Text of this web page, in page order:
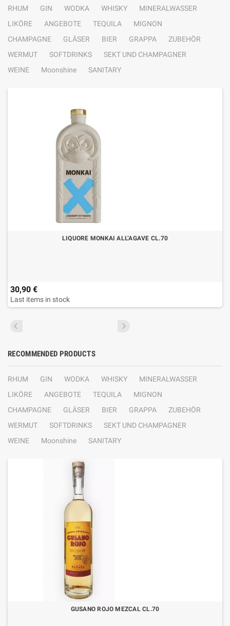
RHUM GIN WODKA WHISKY
MINERALWASSER
LIKÖRE
ANGEBOTE TEQUILA
MIGNON
CHAMPAGNE
GLÄSER BIER GRAPPA
ZUBEHÖR
WERMUT
SOFTDRINKS
SEKT UND CHAMPAGNER
WEINE
Moonshine SANITARY
LIQUORE MONKAI ALL’AGAVE CL.70
30,90 €
Last items in stock
RECOMMENDED PRODUCTS
RHUM GIN WODKA WHISKY
MINERALWASSER
LIKÖRE
ANGEBOTE TEQUILA
MIGNON
CHAMPAGNE
GLÄSER BIER GRAPPA
ZUBEHÖR
WERMUT
SOFTDRINKS
SEKT UND CHAMPAGNER
WEINE
Moonshine SANITARY
GUSANO ROJO MEZCAL CL.70